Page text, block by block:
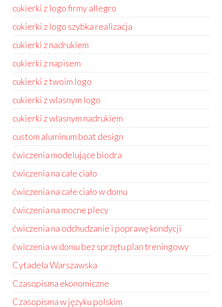
cukierki z logo firmy allegro
cukierki z logo szybka realizacja
cukierki z nadrukiem
cukierki z napisem
cukierki z twoim logo
cukierki z wlasnym logo
cukierki z własnym nadrukiem
custom aluminum boat design
ćwiczenia modelujące biodra
ćwiczenia na całe ciało
ćwiczenia na całe ciało w domu
ćwiczenia na mocne plecy
ćwiczenia na odchudzanie i poprawę kondycji
ćwiczenia w domu bez sprzętu plan treningowy
Cytadela Warszawska
Czasopisma ekonomiczne
Czasopisma w języku polskim